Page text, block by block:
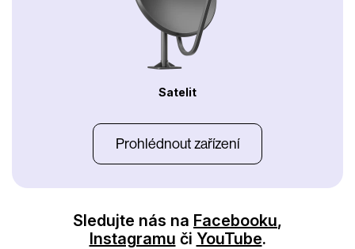
Satelit
Prohlédnout zařízení
Sledujte nás na Facebooku,
Instagramu či YouTube.